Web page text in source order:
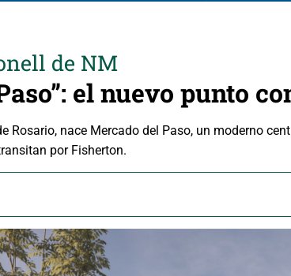
de NM
el nuevo punto
Rosario, nace Mercado del Paso, un moderno
por Fisherton.